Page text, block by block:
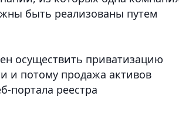
быть реализованы путем
осуществить приватизацию
и потому продажа активов
портала реестра